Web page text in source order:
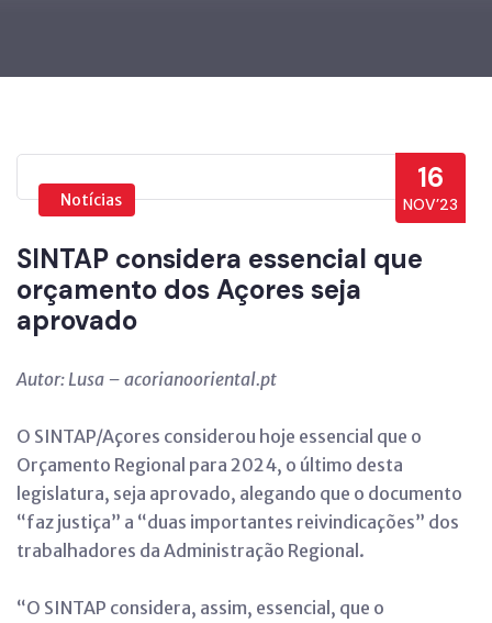
16
NOV’23
Notícias
SINTAP considera essencial que
orçamento dos Açores seja
aprovado
Autor: Lusa – acorianooriental.pt
O SINTAP/Açores considerou hoje essencial que o
Orçamento Regional para 2024, o último desta
legislatura, seja aprovado, alegando que o documento
“faz justiça” a “duas importantes reivindicações” dos
trabalhadores da Administração Regional.
“O SINTAP considera, assim, essencial, que o